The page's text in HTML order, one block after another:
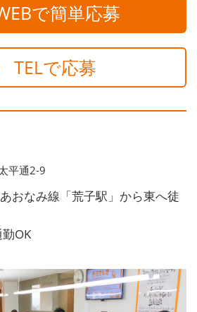
で簡単応募
TELで応募
平通2-9
おなみ線「荒子駅」から東へ徒
OK